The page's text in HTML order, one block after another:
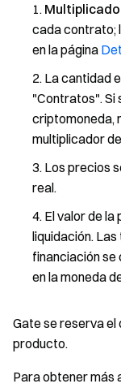
cada contrato;
en la página
La cantidad
"Contratos". Si
criptomoneda,
multiplicador
Los precios
real.
El valor de la
liquidación.
financiación se
en la moneda
Gate se reserva
producto.
Para obtener más